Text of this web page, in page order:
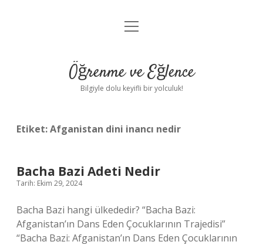
Anasayfa
Yasal Uyarı
menüyü
Öğrenme ve Eğlence
Bilgiyle dolu keyifli bir yolculuk!
Etiket:Afganistan dini inancı nedir
Bacha Bazi Adeti Nedir
Tarih: Ekim 29, 2024
Bacha Bazi hangi ülkededir? “Bacha Bazi:
Afganistan’ın Dans Eden Çocuklarının Trajedisi”
“Bacha Bazi: Afganistan’ın Dans Eden Çocuklarının